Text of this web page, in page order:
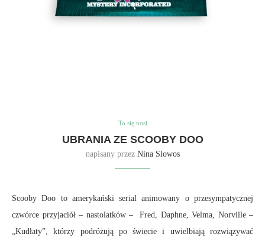
To się nosi
UBRANIA ZE SCOOBY DOO
napisany przez Nina Slowos
Scooby Doo to amerykański serial animowany o przesympatycznej
czwórce przyjaciół – nastolatków – Fred, Daphne, Velma, Norville –
„Kudłaty”, którzy podróżują po świecie i uwielbiają rozwiązywać